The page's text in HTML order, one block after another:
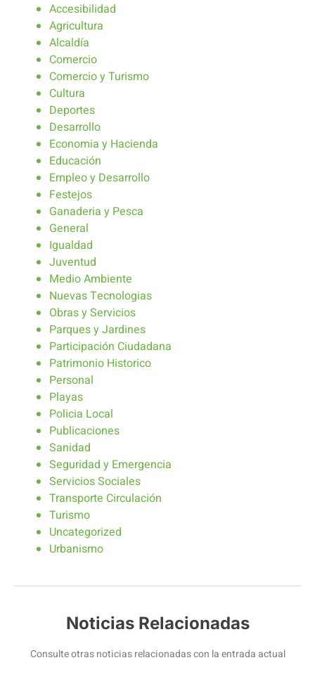
Accesibilidad
Agricultura
Alcaldía
Comercio
Comercio y Turismo
Cultura
Deportes
Desarrollo
Economia y Hacienda
Educación
Empleo y Desarrollo
Festejos
Ganaderia y Pesca
General
Igualdad
Juventud
Medio Ambiente
Nuevas Tecnologias
Obras y Servicios
Parques y Jardines
Participación Ciudadana
Patrimonio Historico
Personal
Playas
Policia Local
Publicaciones
Sanidad
Seguridad y Emergencia
Servicios Sociales
Transporte Circulación
Turismo
Uncategorized
Urbanismo
Noticias Relacionadas
Consulte otras noticias relacionadas con la entrada actual